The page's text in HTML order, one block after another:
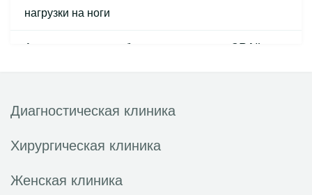
Диагностическая клиника
Хирургическая клиника
Женская клиника
нагрузки на ноги
Анализ походки и обучение по системе GRAIL
Местное лечение грязью
Солевое лечение
Физиотерапия